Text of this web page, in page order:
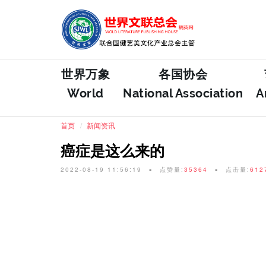
世界万象
World
各国协会
National Association
首页 新闻资讯
癌症是这么来的
2022-08-19 11:56:19 点赞量: 35364 点击量: